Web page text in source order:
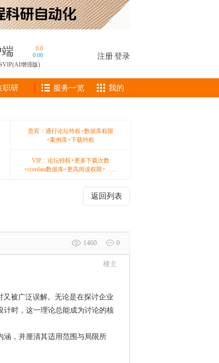
0.0
0.00
增强版)
注册登录
职研 服务一览 我的
贵宾：通行论坛特权+数据库权限
+案例库+下载特权
VIP：论坛特权+更多下载次数
+ccerdata数据库+更高阅读权限+……
返回列表
1460 0
楼主
又被广泛误解。无论是在探讨企业
计时，这一理论总能成为讨论的核
涵，并厘清其适用范围与局限所